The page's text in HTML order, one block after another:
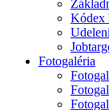
Kódex
Fotogaléria